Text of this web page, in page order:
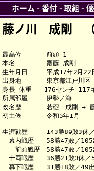
藤ノ川 成剛 （
最高位　　　　前頭 1
本名　　　　　齋藤 成剛
生年月日　　　平成17年2月22
出身地　　　　東京都江戸川
身長 体重　　176センチ 117
所属部屋　　　伊勢ノ海
改名歴　　　　若碇　成剛 →
初土俵　　　　令和5年1月
生涯戦歴　　　143勝89敗3休
幕内戦歴　　58勝47敗／
前頭戦歴　58勝47敗／105
十両戦歴　　36勝21敗3休
幕下戦歴　　31勝18敗／49
ホーム -番付-取組 -